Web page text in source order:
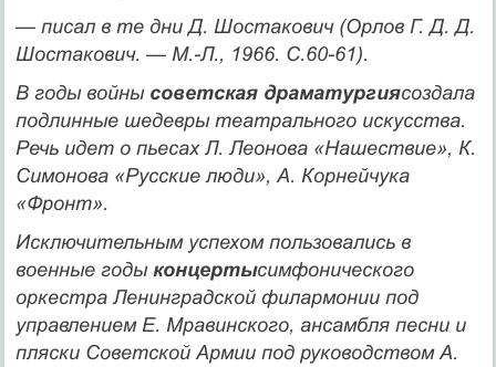
— писал в те дни Д. Шостакович (Орлов Г. Д. Д.
Шостакович. — М.-Л., 1966. С.60-61).
В годы войны советская драматургиясоздала
подлинные ше­девры театрального искусства.
Речь идет о пьесах Л. Леонова «На­шествие», К.
Симонова «Русские люди», А. Корнейчука
«Фронт».
Исключительным успехом пользовались в
военные годы кон­цертысимфонического
оркестра Ленинградской филармонии под
управлением Е. Мравинского, ансамбля песни и
пляски Советской Армии под руководством А.